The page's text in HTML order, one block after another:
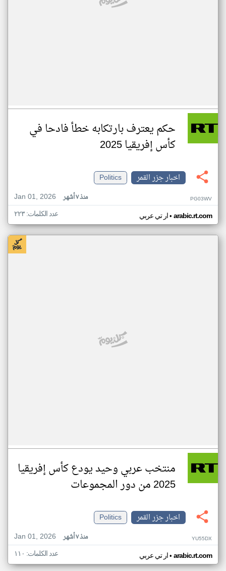
حكم يعترف بارتكابه خطأ فادحا في
كأس إفريقيا 2025
اخبار جزر القمر
Politics
Jan 01, 2026
منذ ٧ أشهر PG03WV
ار تي عربي• arabic.rt.com عدد الكلمات: ٢٢٣
منتخب عربي وحيد يودع كأس إفريقيا
2025 من دور المجموعات
اخبار جزر القمر
Politics
Jan 01, 2026
منذ ٧ أشهر YU55DX
ار تي عربي• arabic.rt.com عدد الكلمات: ١١٠